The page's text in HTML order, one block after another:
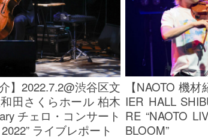
】2022.7.2@渋谷区文
田さくらホール 柏木
チェロ・コンサート
ライブレポート
【NAOTO 機
IER HALL
RE “NAOTO
BLOOM”